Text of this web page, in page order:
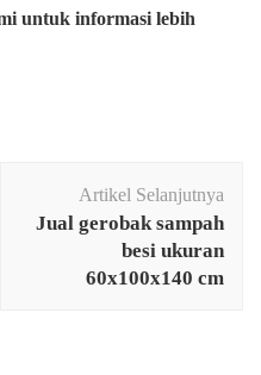
untuk informasi lebih
Artikel Selanjutnya
Jual gerobak sampah
besi ukuran
60x100x140 cm